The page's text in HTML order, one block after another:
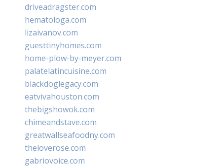
driveadragster.com
hematologa.com
lizaivanov.com
guesttinyhomes.com
home-plow-by-meyer.com
palatelatincuisine.com
blackdoglegacy.com
eatvivahouston.com
thebigshowok.com
chimeandstave.com
greatwallseafoodny.com
theloverose.com
gabriovoice.com